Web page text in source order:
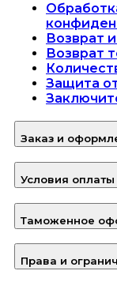
Возврат
Возврат
Защита
Заказ и
Условия оплаты
Таможенное
Права и